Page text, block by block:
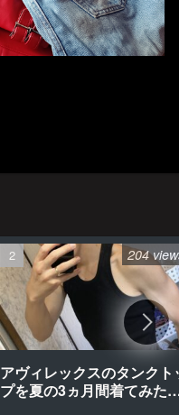
アヴィレックスのタンクト
プを夏の3ヵ月間着てみた
204